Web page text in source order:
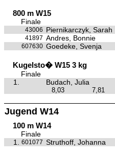
800 m W15
Finale
43006 Piernikarczyk, Sarah
41897 Andres, Bonnie
607630 Goedeke, Svenja
Kugelsto� W15 3 kg
Finale
1.
Budach, Julia
8,03 7,81
Jugend W14
100 m W14
Finale
1.
601077 Struthoff, Johanna